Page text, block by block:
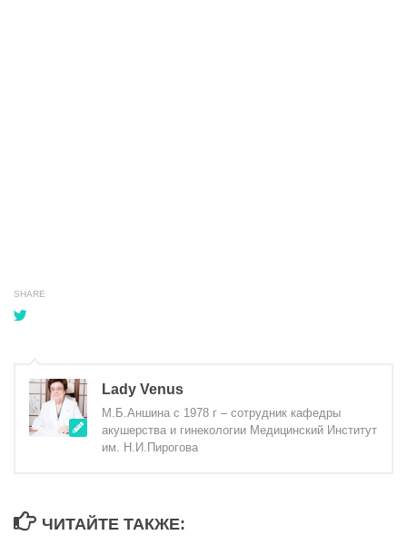
SHARE
Lady Venus
М.Б.Аншина с 1978 г – сотрудник кафедры
акушерства и гинекологии Медицинский Институт
им. Н.И.Пирогова
ЧИТАЙТЕ ТАКЖЕ: